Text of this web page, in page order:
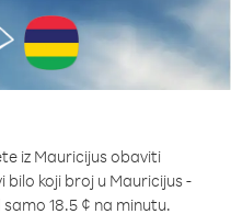
iz Mauricijus obaviti
bilo koji broj u Mauricijus -
18.5 ¢ na minutu.